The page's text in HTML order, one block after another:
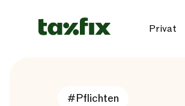
Privat
#Pflichten